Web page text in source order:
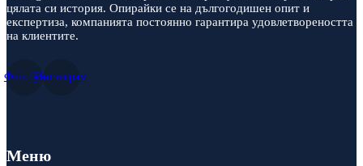
цялата си история. Опирайки се на дългогодишен опит и
експертиза, компанията постоянно гарантира удовлетвореността
на клиентите.
ФейсбукИнстаграм
Меню